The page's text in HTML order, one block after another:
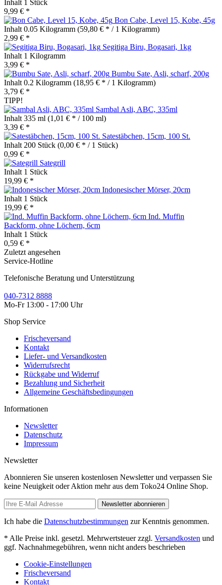
Inhalt 1 Stück
9,99 € *
Bon Cabe, Level 15, Kobe, 45g
Inhalt 0.05 Kilogramm (59,80 € * / 1 Kilogramm)
2,99 € *
Segitiga Biru, Bogasari, 1kg
Inhalt 1 Kilogramm
3,99 € *
Bumbu Sate, Asli, scharf, 200g
Inhalt 0.2 Kilogramm (18,95 € * / 1 Kilogramm)
3,79 € *
TIPP!
Sambal Asli, ABC, 335ml
Inhalt 335 ml (1,01 € * / 100 ml)
3,39 € *
Satestäbchen, 15cm, 100 St.
Inhalt 200 Stück (0,00 € * / 1 Stück)
0,99 € *
Sategrill
Inhalt 1 Stück
19,99 € *
Indonesischer Mörser, 20cm
Inhalt 1 Stück
19,99 € *
Ind. Muffin
Backform, ohne Löchern, 6cm
Inhalt 1 Stück
0,59 € *
Zuletzt angesehen
Service-Hotline
Telefonische Beratung und Unterstützung
040-7312 8888
Mo-Fr 13:00 - 17:00 Uhr
Shop Service
Frischeversand
Kontakt
Liefer- und Versandkosten
Widerrufsrecht
Rückgabe und Widerruf
Bezahlung und Sicherheit
Allgemeine Geschäftsbedingungen
Informationen
Newsletter
Datenschutz
Impressum
Newsletter
Abonnieren Sie unseren kostenlosen Newsletter und verpassen Sie
keine Neuigkeit oder Aktion mehr aus dem Toko24 Online Shop.
Newsletter abonnieren
Ich habe die Datenschutzbestimmungen zur Kenntnis genommen.
* Alle Preise inkl. gesetzl. Mehrwertsteuer zzgl. Versandkosten und
ggf. Nachnahmegebühren, wenn nicht anders beschrieben
Cookie-Einstellungen
Frischeversand
Kontakt